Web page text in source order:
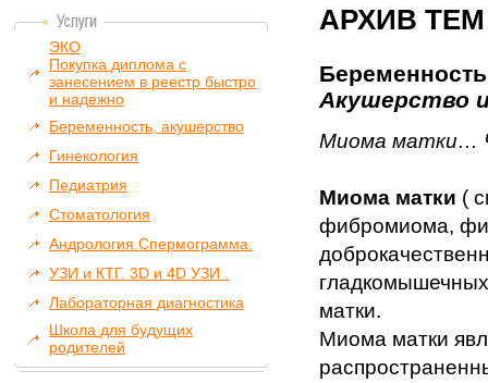
ЭКО
Покупка диплома с
занесением в реестр быстро
и надежно
Беременность, акушерство
Гинекология
Педиатрия
Стоматология
Андрология.Спермограмма.
УЗИ и КТГ. 3D и 4D УЗИ .
Лабораторная диагностика
Школа для будущих
родителей
АРХИВ ТЕМ
Акушерство
Миома матки…
Миома матки (
фибромиома,
матки.
Миома матки